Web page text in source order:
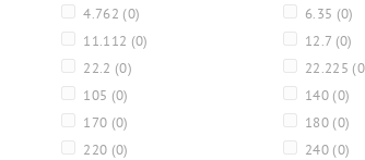
4.762 (0) 6.35 (0)
11.112 (0) 12.7 (0)
22.2 (0) 22.225
105 (0) 140 (0)
170 (0) 180 (0)
220 (0) 240 (0)